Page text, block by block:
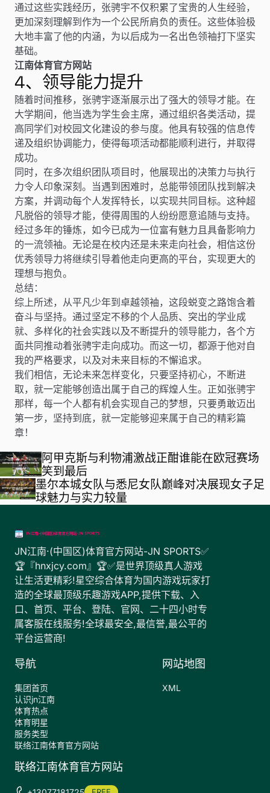
通过这些实践经历，张骋宇不仅积累了宝贵的人生经验，
更加深刻理解到作为一个公民所肩负的责任。这些体验极
大地丰富了他的内涵，为以后成为一名出色领袖打下坚实
基础。
江南体育官方网站
4、领导能力提升
随着时间推移，张骋宇逐渐展示出了强大的领导才能。在
大学期间，他当选为学生会主席，通过组织各类活动，提
高同学们对校园文化建设的参与度。他具有较强的信息传
递及组织协调能力，使得每项活动都能顺利进行，并取得
成功。
同时，在多次组织团队项目时，他展现出的决策力与执行
力令人印象深刻。当遇到困难时，总能带领团队找到解决
方案，并调动每个人发挥特长，以实现共同目标。这种超
凡脱俗的领导才能，使得周围的人纷纷愿意追随与支持。
经过多年的锤炼，如今已成为一位富有魅力且具备影响力
的一流领袖。无论是在校内还是未来走向社会，相信这份
优秀领导力将继续引导着他走向更高的平台，实现更大的
理想与抱负。
总结：
综上所述，从平凡少年到卓越领袖，这段蜕变之路饱含着
奋斗与坚持。通过坚定不移的个人品质、突出的学业成
就、多样化的社会实践以及不断提升的领导能力，各个方
面共同推动着张骋宇走向成功。而这一切，都源于他对自
我的严格要求，以及对未来目标的不懈追求。
我们相信，无论未来怎样变化，只要坚持初心，不断进
取，就一定能够创造出属于自己的辉煌人生。正如张骋宇
那样，每一个人都有机会实现自己的梦想，只要勇敢迈出
第一步，坚持到底，就一定能够迎来属于自己的精彩篇
章！
阿甲克斯与利物浦激战正酣谁能在欧冠赛场
笑到最后
墨尔本城女队与悉尼女队巅峰对决展现女子足
球魅力与实力较量
JN江南·(中国区)体育官方网站-JN SPORTS✅
🏆『hnxjcy.com』🏆✅是世界顶级真人游戏
让生活更精彩!星空综合体育为国内游戏玩家打
造的全球最顶级乐趣游戏APP,提供下载、入
口、首页、平台、登陆、官网、二十四小时专
属客服在线服务!全球最安全,最信誉,最公平的
平台运营商!
导航
集团首页
认识jn江南
体育热点
体育明星
服务类型
联络江南体育官方网站
网站地图
XML
联络江南体育官方网站